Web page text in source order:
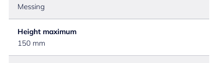
Messing
Height maximum
150 mm